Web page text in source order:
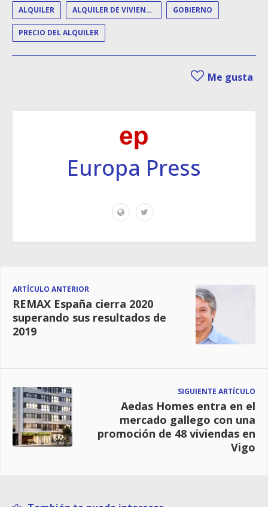
ALQUILER ALQUILER DE VIVIENDA GOBIERNO
PRECIO DEL ALQUILER
Me gusta
Europa Press
ARTÍCULO ANTERIOR
REMAX España cierra 2020
superando sus resultados de
2019
SIGUIENTE ARTÍCULO
Aedas Homes entra en el
mercado gallego con una
promoción de 48 viviendas en
Vigo